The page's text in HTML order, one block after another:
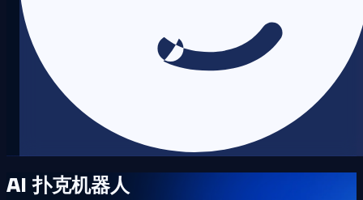
AI 扑克机器人